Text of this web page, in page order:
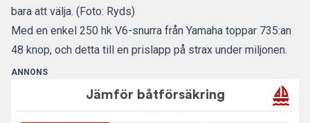
bara att välja. (Foto: Ryds)
Med en enkel 250 hk V6-snurra från Yamaha toppar 735:an
48 knop, och detta till en prislapp på strax under miljonen.
ANNONS